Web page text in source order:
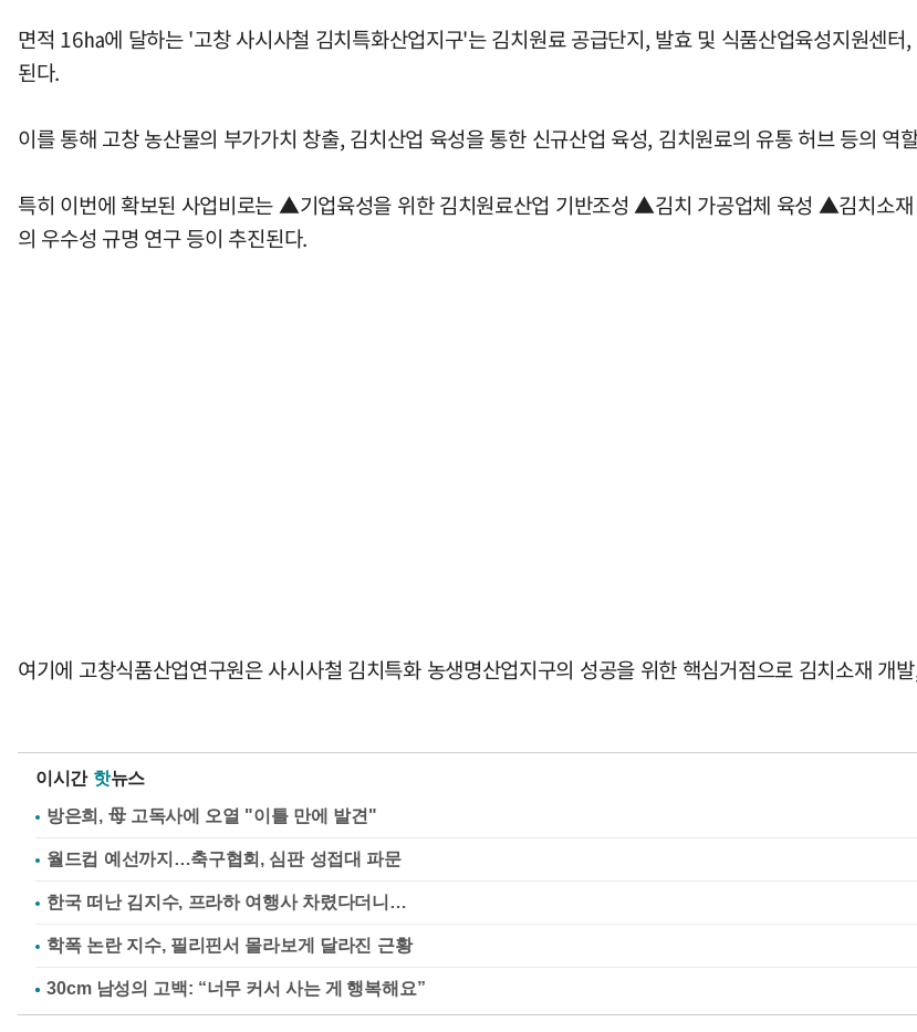
면적 16㏊에 달하는 '고창 사시사철 김치특화산업지구'는 김치원료 공급단지, 발효 및 식품산업육성지원센
된다.
이를 통해 고창 농산물의 부가가치 창출, 김치산업 육성을 통한 신규산업 육성, 김치원료의 유통 허브 등의 역
특히 이번에 확보된 사업비로는 ▲기업육성을 위한 김치원료산업 기반조성 ▲김치 가공업체 육성 ▲김치소
의 우수성 규명 연구 등이 추진된다.
여기에 고창식품산업연구원은 사시사철 김치특화 농생명산업지구의 성공을 위한 핵심거점으로 김치소재 개
이시간 핫뉴스
방은희, 母 고독사에 오열 "이틀 만에 발견"
월드컵 예선까지…축구협회, 심판 성접대 파문
한국 떠난 김지수, 프라하 여행사 차렸다더니…
학폭 논란 지수, 필리핀서 몰라보게 달라진 근황